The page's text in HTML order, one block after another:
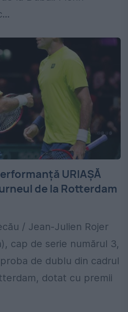
URIAȘĂ
de la Rotterdam
/ Jean-Julien Rojer
cap de serie numărul 3,
de dublu din cadrul
dotat cu premii